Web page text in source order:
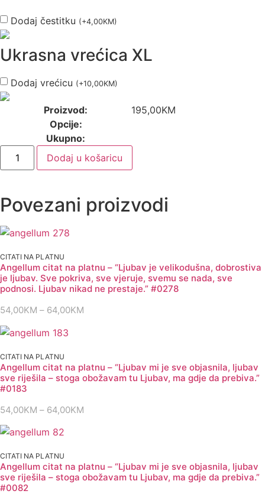
Dodaj čestitku (+4,00KM)
Ukrasna vrećica XL
Dodaj vrećicu (+10,00KM)
Proizvod: 195,00KM
Opcije:
Ukupno:
Angellum
"Classic"
kolekcija
-
Svjetlo
oluji
slika
platnu
50x70cm
količina
Dodaj u košaricu
Povezani proizvodi
CITATI NA PLATNU
Angellum citat na platnu – “Ljubav je velikodušna, dobrostiva
je ljubav. Sve pokriva, sve vjeruje, svemu se nada, sve
podnosi. Ljubav nikad ne prestaje.” #0278
54,00KM – 64,00KM
do
64,00KM
CITATI NA PLATNU
Angellum citat na platnu – “Ljubav mi je sve objasnila, ljubav
sve riješila – stoga obožavam tu Ljubav, ma gdje da prebiva.”
#0183
54,00KM – 64,00KM
do
64,00KM
CITATI NA PLATNU
Angellum citat na platnu – “Ljubav mi je sve objasnila, ljubav
sve riješila – stoga obožavam tu Ljubav, ma gdje da prebiva.”
#0082